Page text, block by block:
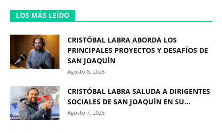
LOS MÁS LEÍDO
CRISTÓBAL LABRA ABORDA LOS
PRINCIPALES PROYECTOS Y DESAFÍOS DE
SAN JOAQUÍN
Agosto 8, 2026
CRISTÓBAL LABRA SALUDA A DIRIGENTES
SOCIALES DE SAN JOAQUÍN EN SU...
Agosto 7, 2026